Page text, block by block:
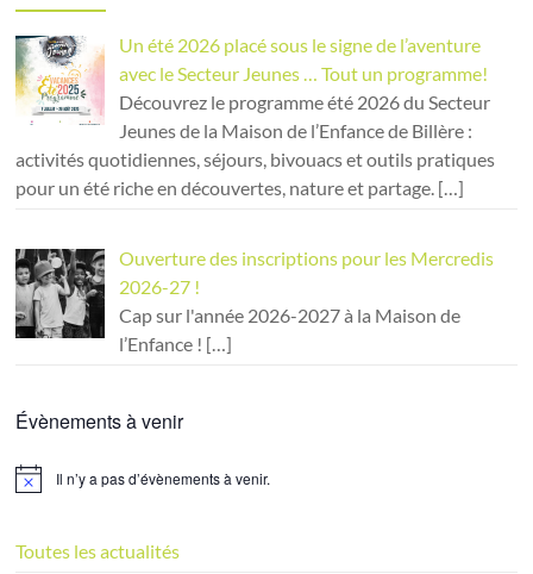
Un été 2026 placé sous le signe de l’aventure
avec le Secteur Jeunes … Tout un programme!
Découvrez le programme été 2026 du Secteur
Jeunes de la Maison de l’Enfance de Billère :
activités quotidiennes, séjours, bivouacs et outils pratiques
pour un été riche en découvertes, nature et partage. […]
Ouverture des inscriptions pour les Mercredis
2026-27 !
Cap sur l'année 2026-2027 à la Maison de
l’Enfance ! […]
Évènements à venir
N
i
c
Il n’y a pas d’évènements à venir.
Toutes les actualités